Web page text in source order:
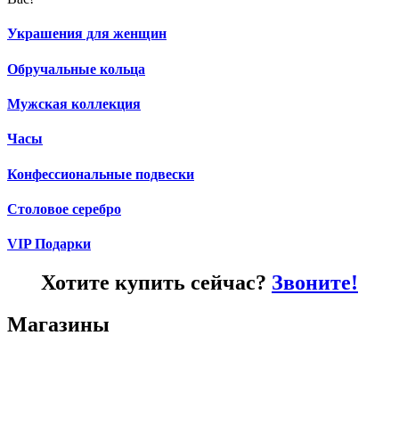
Украшения для женщин
Обручальные кольца
Мужская коллекция
Часы
Конфессиональные подвески
Столовое серебро
VIP Подарки
Хотите купить сейчас? Звоните!
Магазины